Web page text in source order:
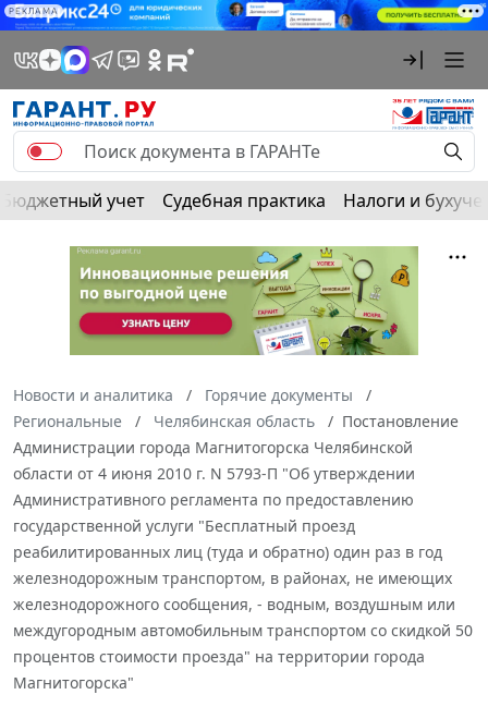
РЕКЛАМА
Бюджетный учет Судебная практика Налоги и
Новости и аналитика
Горячие документы
Региональные
Челябинская область
Постановление
Администрации города Магнитогорска Челябинской
области от 4 июня 2010 г. N 5793-П "Об утверждении
Административного регламента по предоставлению
государственной услуги "Бесплатный проезд
реабилитированных лиц (туда и обратно) один раз в год
железнодорожным транспортом, в районах, не имеющих
железнодорожного сообщения, - водным, воздушным или
междугородным автомобильным транспортом со скидкой 50
процентов стоимости проезда" на территории города
Магнитогорска"